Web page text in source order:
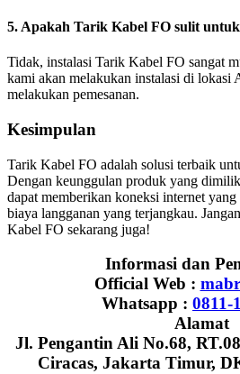
5. Apakah Tarik Kabel FO sulit
Tidak, instalasi Tarik Kabel FO sangat
kami akan melakukan instalasi di lokasi
melakukan pemesanan.
Kesimpulan
Tarik Kabel FO adalah solusi terbaik
Dengan keunggulan produk yang
dapat memberikan koneksi internet yang
biaya langganan yang terjangkau.
Kabel FO sekarang juga!
Informasi dan
Official Web :
Whatsapp : 0811-
Alamat
Jl. Pengantin Ali No.68,
Ciracas, Jakarta Timur,